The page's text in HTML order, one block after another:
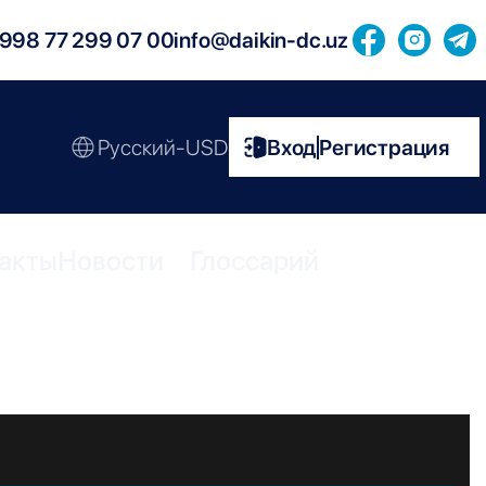
77 299 07 00info@daikin-dc.uz
Русский-USD ВходРегистрация